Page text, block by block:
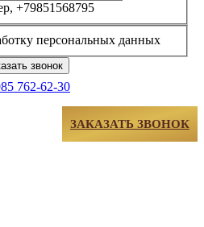
+79851568795
персональных данных
762-62-30
ЗАКАЗАТЬ ЗВОНОК